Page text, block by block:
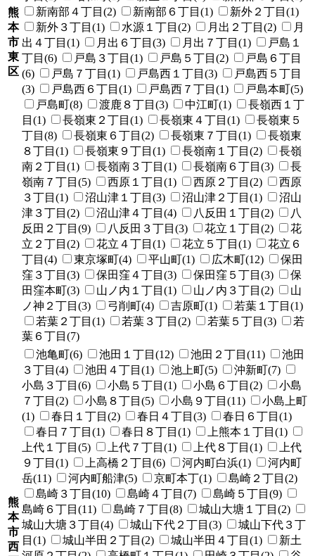
熊
本
市
東
区
新南部４丁目(2)
新南部６丁目(1)
新外２丁目(1)
新外３丁目(1)
水源１丁目(2) 月出２丁目(2)
月
出４丁目(1)
月出６丁目(3) 月出７丁目(1)
戸島１
丁目(6)
戸島３丁目(1) 戸島５丁目(2)
戸島６丁目
(6)
戸島７丁目(1) 戸島西１丁目(3)
戸島西５丁目
(3)
戸島西６丁目(1) 戸島西７丁目(1)
戸島本町(5)
戸島町(8)
渡鹿８丁目(3) 中江町(1)
長嶺西１丁
目(1)
長嶺東２丁目(1) 長嶺東４丁目(1)
長嶺東５
丁目(8)
長嶺東６丁目(2) 長嶺東７丁目(1)
長嶺東
８丁目(1)
長嶺東９丁目(1) 長嶺南１丁目(2)
長嶺
南２丁目(1)
長嶺南３丁目(1) 長嶺南６丁目(3)
長
嶺南７丁目(5)
西原１丁目(1) 西原２丁目(2)
西原
３丁目(1)
沼山津１丁目(3) 沼山津２丁目(1)
沼山
津３丁目(2)
沼山津４丁目(4) 八反田１丁目(2)
八
反田２丁目(9)
八反田３丁目(3) 花立１丁目(2)
花
立２丁目(2)
花立４丁目(1) 花立５丁目(1)
花立６
丁目(4)
東京塚町(4) 平山町(1) 広木町(12)
保田
窪３丁目(3)
保田窪４丁目(3) 保田窪５丁目(3)
保
田窪本町(3)
山ノ内１丁目(1) 山ノ内３丁目(2)
山
ノ神２丁目(3)
弓削町(4) 吉原町(1)
若葉１丁目(1)
若葉２丁目(1)
若葉３丁目(2) 若葉５丁目(3)
若
葉６丁目(7)
熊
本
市
西
池亀町(6) 池田１丁目(12) 池田２丁目(11)
池田
３丁目(4)
池田４丁目(1) 池上町(5)
沖新町(7)
小島３丁目(6)
小島５丁目(1) 小島６丁目(2)
小島
７丁目(2)
小島８丁目(5) 小島９丁目(11)
小島上町
(1)
春日１丁目(2) 春日４丁目(3)
春日６丁目(1)
春日７丁目(1)
春日８丁目(1)
上熊本１丁目(1)
上代１丁目(5)
上代７丁目(1) 上代８丁目(1)
上代
９丁目(1)
上高橋２丁目(6) 河内町白浜(1)
河内町
岳(11)
河内町船津(5) 京町本丁(1)
島崎２丁目(2)
島崎３丁目(10)
島崎４丁目(7)
島崎５丁目(9)
島崎６丁目(11)
島崎７丁目(8)
城山大塘１丁目(2)
城山大塘３丁目(4)
城山下代２丁目(3)
城山下代３丁
目(1)
城山半田２丁目(2) 城山半田４丁目(1)
新土